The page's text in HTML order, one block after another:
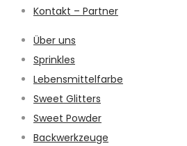
Kontakt – Partner
Über uns
Sprinkles
Lebensmittelfarbe
Sweet Glitters
Sweet Powder
Backwerkzeuge